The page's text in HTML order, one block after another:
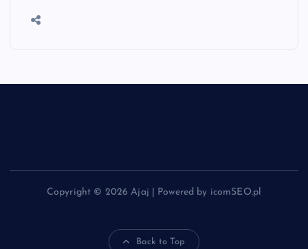
Copyright © 2026 Ajaj | Powered by icomSEO.pl
Back to Top